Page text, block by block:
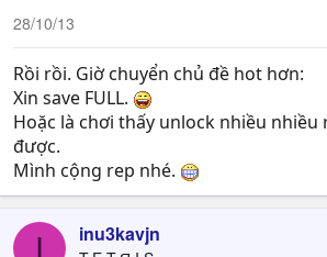
28/10/13
Rồi rồi. Giờ chuyển chủ đề hot hơn:
Xin save FULL.
Hoặc là chơi thấy unlock nhiều
được.
Mình cộng rep nhé.
I inu3kavjn